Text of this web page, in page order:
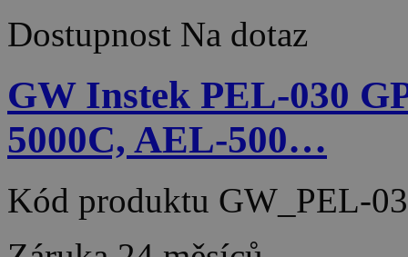
Dostupnost Na dotaz
GW Instek PEL-030
5000C, AEL-500…
Kód produktu GW_PEL-